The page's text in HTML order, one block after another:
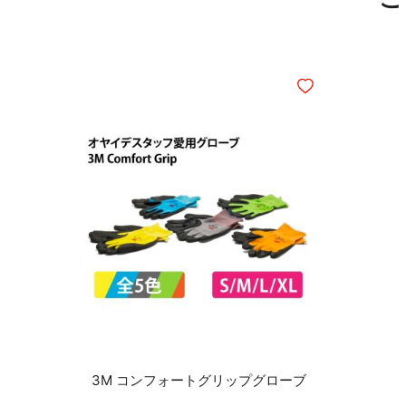
3M コンフォートグリップグローブ
ほしいものリストに